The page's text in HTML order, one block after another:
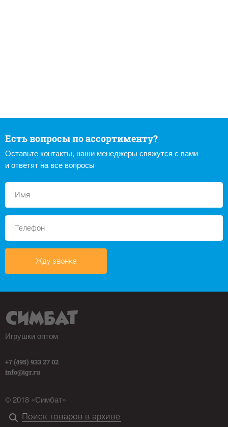
Есть вопросы по ассортименту?
Оставьте контакты, наши менеджеры свяжутся с вами
и ответят на все вопросы
Жду звонка
Игрушки оптом
+7 (495) 933 27 02
info@igr.ru
© 2018 «Симбат»